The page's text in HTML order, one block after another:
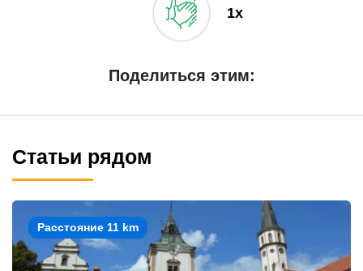
1x
Поделиться этим:
Статьи рядом
Расстояние 11 km